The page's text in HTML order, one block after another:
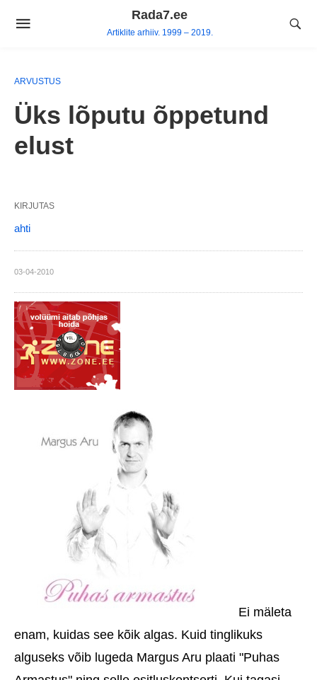
Rada7.ee
Artiklite arhiiv. 1999 – 2019.
ARVUSTUS
Üks lõputu õppetund
elust
KIRJUTAS
ahti
03-04-2010
Ei mäleta
enam, kuidas see kõik algas. Kuid tinglikuks
alguseks võib lugeda Margus Aru plaati "Puhas